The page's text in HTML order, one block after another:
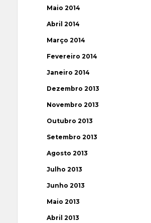
Maio 2014
Abril 2014
Março 2014
Fevereiro 2014
Janeiro 2014
Dezembro 2013
Novembro 2013
Outubro 2013
Setembro 2013
Agosto 2013
Julho 2013
Junho 2013
Maio 2013
Abril 2013